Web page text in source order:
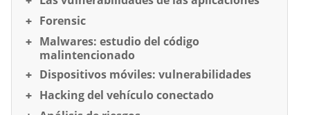
Forensic
Malwares: estudio del código
malintencionado
Dispositivos móviles: vulnerabilidades
Hacking del vehículo conectado